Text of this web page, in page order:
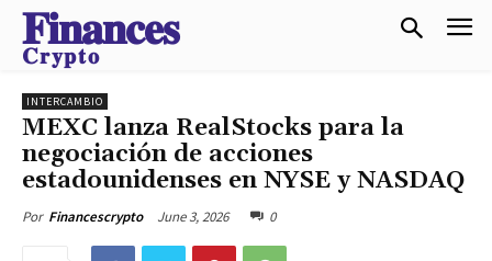
𝐅𝐢𝐧𝐚𝐧𝐜𝐞𝐬
𝐂𝐫𝐲𝐩𝐭𝐨
INTERCAMBIO
MEXC lanza RealStocks para la
negociación de acciones
estadounidenses en NYSE y NASDAQ
Por Financescrypto June 3, 2026 0